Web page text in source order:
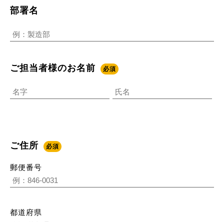
部署名
ご担当者様のお名前 必須
ご住所 必須
郵便番号
都道府県